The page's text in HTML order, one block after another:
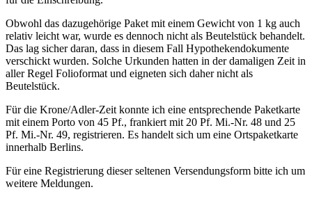
Obwohl das dazugehörige Paket mit einem Gewicht von 1 kg auch
relativ leicht war, wurde es dennoch nicht als Beutelstück behandelt.
Das lag sicher daran, dass in diesem Fall Hypothekendokumente
verschickt wurden. Solche Urkunden hatten in der damaligen Zeit in
aller Regel Folioformat und eigneten sich daher nicht als
Beutelstück.
Für die Krone/Adler‐Zeit konnte ich eine entsprechende Paketkarte
mit einem Porto von 45 Pf., frankiert mit 20 Pf. Mi.‐Nr. 48 und 25
Pf. Mi.‐Nr. 49, registrieren. Es handelt sich um eine Ortspaketkarte
innerhalb Berlins.
Für eine Registrierung dieser seltenen Versendungsform bitte ich um
weitere Meldungen.